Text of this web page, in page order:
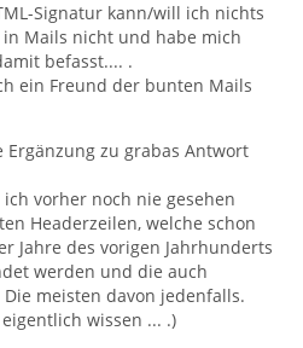
Signatur kann/will ich nichts
Mails nicht und habe mich
befasst.... .
ein Freund der bunten Mails
zu grabas Antwort
vorher noch nie gesehen
Headerzeilen, welche schon
Jahre des vorigen Jahrhunderts
werden und die auch
meisten davon jedenfalls.
wissen ... .)